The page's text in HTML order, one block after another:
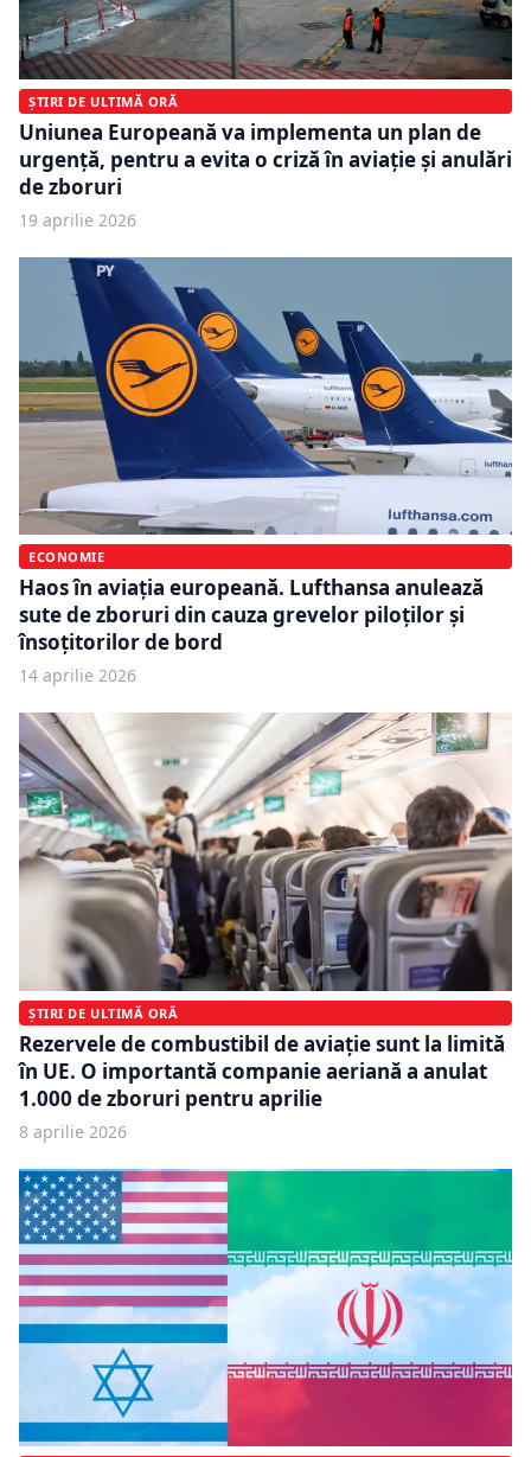
ȘTIRI DE ULTIMĂ ORĂ
Uniunea Europeană va implementa un plan de
urgență, pentru a evita o criză în aviație și anulări
de zboruri
19 aprilie 2026
ECONOMIE
Haos în aviația europeană. Lufthansa anulează
sute de zboruri din cauza grevelor piloților și
însoțitorilor de bord
14 aprilie 2026
ȘTIRI DE ULTIMĂ ORĂ
Rezervele de combustibil de aviație sunt la limită
în UE. O importantă companie aeriană a anulat
1.000 de zboruri pentru aprilie
8 aprilie 2026